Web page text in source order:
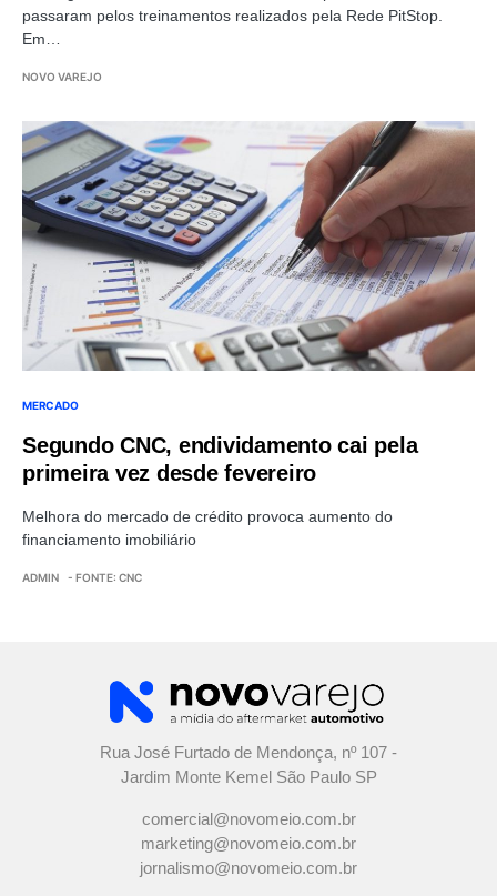
passaram pelos treinamentos realizados pela Rede PitStop.
Em…
NOVO VAREJO
MERCADO
Segundo CNC, endividamento cai pela
primeira vez desde fevereiro
Melhora do mercado de crédito provoca aumento do
financiamento imobiliário
ADMIN - FONTE: CNC
Rua José Furtado de Mendonça, nº 107 -
Jardim Monte Kemel São Paulo SP
comercial@novomeio.com.br
marketing@novomeio.com.br
jornalismo@novomeio.com.br